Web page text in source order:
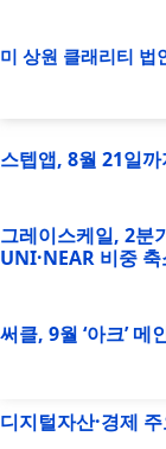
미 상원 클래리티 법
스텝앱, 8월 21일
그레이스케일, 2분
UNI·NEAR 비중
써클, 9월 ‘아크’
디지털자산·경제